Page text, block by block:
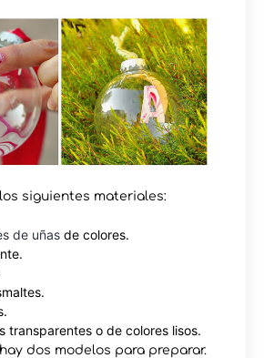
siguientes materiales:
de uñas de colores.
transparentes o de colores lisos.
dos modelos para preparar.